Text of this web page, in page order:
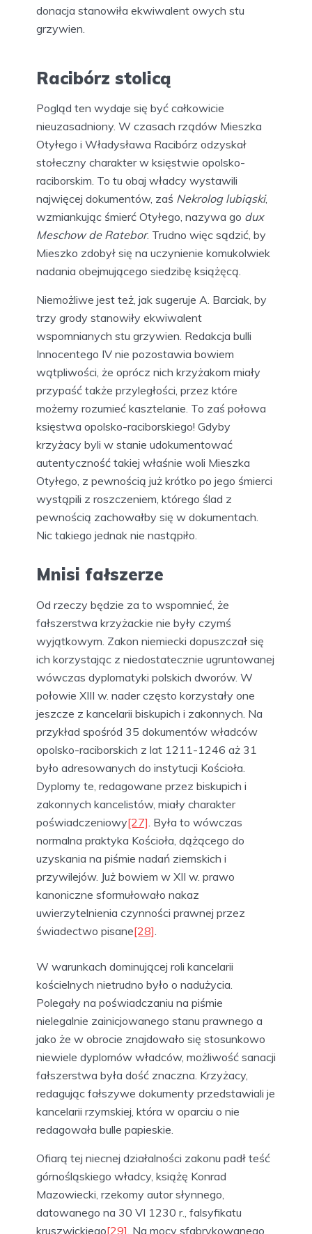
donacja stanowiła ekwiwalent owych stu
grzywien.
Racibórz stolicą
Pogląd ten wydaje się być całkowicie
nieuzasadniony. W czasach rządów Mieszka
Otyłego i Władysława Racibórz odzyskał
stołeczny charakter w księstwie opolsko-
raciborskim. To tu obaj władcy wystawili
najwięcej dokumentów, zaś Nekrolog lubiąski,
wzmiankując śmierć Otyłego, nazywa go dux
Meschow de Ratebor. Trudno więc sądzić, by
Mieszko zdobył się na uczynienie komukolwiek
nadania obejmującego siedzibę książęcą.
Niemożliwe jest też, jak sugeruje A. Barciak, by
trzy grody stanowiły ekwiwalent
wspomnianych stu grzywien. Redakcja bulli
Innocentego IV nie pozostawia bowiem
wątpliwości, że oprócz nich krzyżakom miały
przypaść także przyległości, przez które
możemy rozumieć kasztelanie. To zaś połowa
księstwa opolsko-raciborskiego! Gdyby
krzyżacy byli w stanie udokumentować
autentyczność takiej właśnie woli Mieszka
Otyłego, z pewnością już krótko po jego śmierci
wystąpili z roszczeniem, którego ślad z
pewnością zachowałby się w dokumentach.
Nic takiego jednak nie nastąpiło.
Mnisi fałszerze
Od rzeczy będzie za to wspomnieć, że
fałszerstwa krzyżackie nie były czymś
wyjątkowym. Zakon niemiecki dopuszczał się
ich korzystając z niedostatecznie ugruntowanej
wówczas dyplomatyki polskich dworów. W
połowie XIII w. nader często korzystały one
jeszcze z kancelarii biskupich i zakonnych. Na
przykład spośród 35 dokumentów władców
opolsko-raciborskich z lat 1211-1246 aż 31
było adresowanych do instytucji Kościoła.
Dyplomy te, redagowane przez biskupich i
zakonnych kancelistów, miały charakter
poświadczeniowy[27]. Była to wówczas
normalna praktyka Kościoła, dążącego do
uzyskania na piśmie nadań ziemskich i
przywilejów. Już bowiem w XII w. prawo
kanoniczne sformułowało nakaz
uwierzytelnienia czynności prawnej przez
świadectwo pisane[28].
W warunkach dominującej roli kancelarii
kościelnych nietrudno było o nadużycia.
Polegały na poświadczaniu na piśmie
nielegalnie zainicjowanego stanu prawnego a
jako że w obrocie znajdowało się stosunkowo
niewiele dyplomów władców, możliwość sanacji
fałszerstwa była dość znaczna. Krzyżacy,
redagując fałszywe dokumenty przedstawiali je
kancelarii rzymskiej, która w oparciu o nie
redagowała bulle papieskie.
Ofiarą tej niecnej działalności zakonu padł teść
górnośląskiego władcy, książę Konrad
Mazowiecki, rzekomy autor słynnego,
datowanego na 30 VI 1230 r., falsyfikatu
kruszwickiego[29] . Na mocy sfabrykowanego